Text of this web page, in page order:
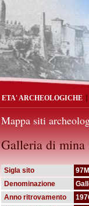
ETA' ARCHEOLOGICHE
Mappa siti
Galleria di mina
Sigla sito
Denominazione
Anno ritrovamento